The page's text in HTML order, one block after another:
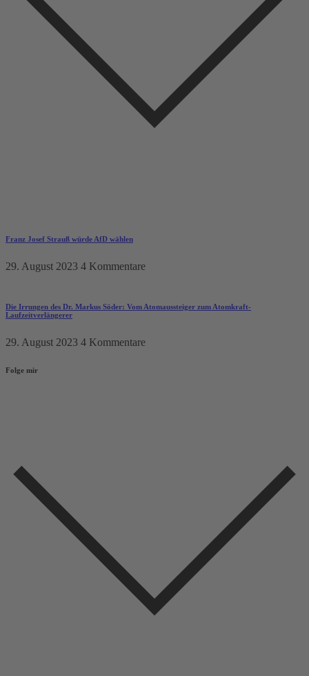
Franz Josef Strauß würde AfD wählen
29. August 2023 4 Kommentare
Die Irrungen des Dr. Markus Söder: Vom Atomaussteiger zum Atomkraft-
Laufzeitverlängerer
29. August 2023 4 Kommentare
Folge mir